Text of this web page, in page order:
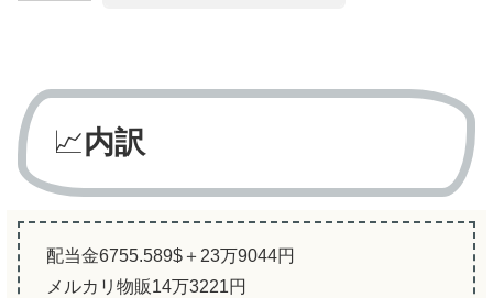
📈内訳
配当金6755.589$＋23万9044円
メルカリ物販14万3221円